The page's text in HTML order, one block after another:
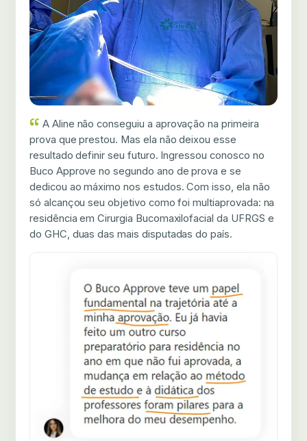
A Aline não conseguiu a aprovação na primeira
prova que prestou. Mas ela não deixou esse
resultado definir seu futuro. Ingressou conosco no
Buco Approve no segundo ano de prova e se
dedicou ao máximo nos estudos. Com isso, ela não
só alcançou seu objetivo como foi multiaprovada: na
residência em Cirurgia Bucomaxilofacial da UFRGS e
do GHC, duas das mais disputadas do país.